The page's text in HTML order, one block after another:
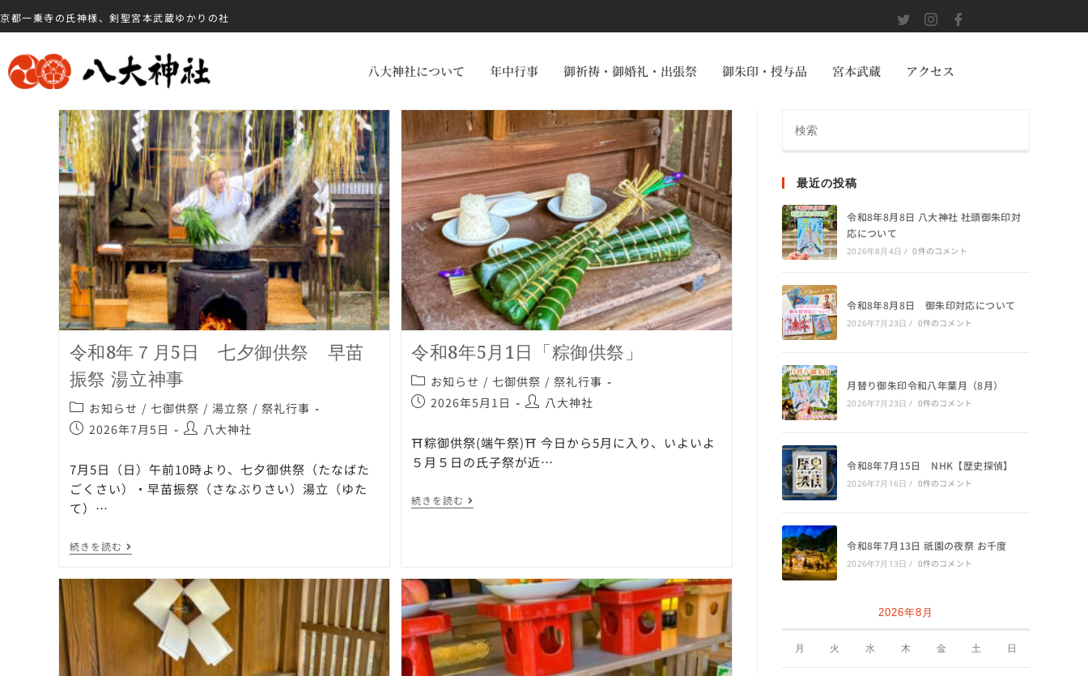
京都一乗寺の氏神様、剣聖宮本武蔵ゆかりの社
八大神社について 年中行事 御祈祷・御婚礼・出張祭 御朱印・授与品 宮本武蔵 アクセス
令和8年７月5日 七夕御供祭 早苗
振祭 湯立神事
お知らせ / 七御供祭 / 湯立祭 / 祭礼行事
2026年7月5日
八大神社
7月5日（日）午前10時より、七夕御供祭（たなばた
ごくさい）・早苗振祭（さなぶりさい）湯立（ゆた
て）…
続きを読む
令和8年5月1日「粽御供祭」
お知らせ / 七御供祭 / 祭礼行事
2026年5月1日
八大神社
⛩粽御供祭(端午祭)⛩ 今日から5月に入り、いよいよ
５月５日の氏子祭が近…
続きを読む
最近の投稿
令和8年8月8日 八大神社 社頭御朱印対
応について
2026年8月4日 / 0件のコメント
令和8年8月8日 御朱印対応について
2026年7月23日 / 0件のコメント
月替り御朱印令和八年葉月（8月）
2026年7月23日 / 0件のコメント
令和8年7月15日 NHK【歴史探偵】
2026年7月16日 / 0件のコメント
令和8年7月13日 祇園の夜祭 お千度
2026年7月13日 / 0件のコメント
2026年8月
月 火 水 木 金 土 日